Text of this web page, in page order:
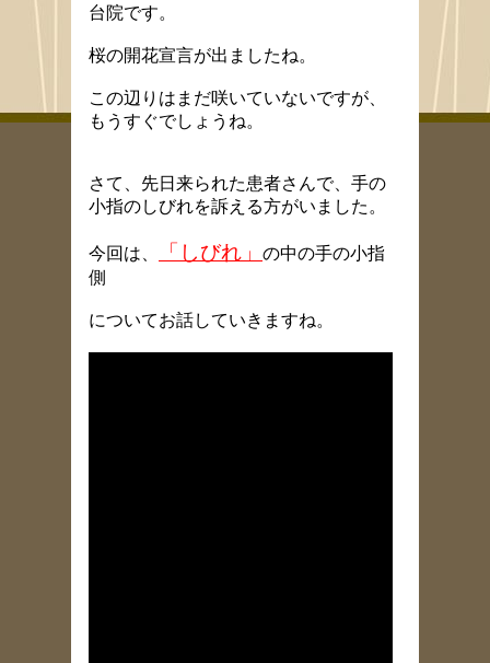
台院です。
桜の開花宣言が出ましたね。
この辺りはまだ咲いていないですが、
もうすぐでしょうね。
さて、先日来られた患者さんで、手の
小指のしびれを訴える方がいました。
今回は、 「しびれ」
の中の手の小指
側
についてお話していきますね。